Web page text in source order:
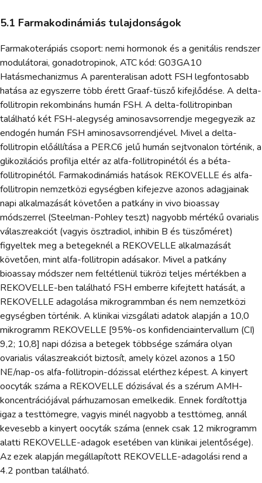
5.1 Farmakodinámiás tulajdonságok
Farmakoterápiás csoport: nemi hormonok és a genitális rendszer
modulátorai, gonadotropinok, ATC kód: G03GA10
Hatásmechanizmus A parenteralisan adott FSH legfontosabb
hatása az egyszerre több érett Graaf-tüsző kifejlődése. A delta-
follitropin rekombináns humán FSH. A delta-follitropinban
található két FSH-alegység aminosavsorrendje megegyezik az
endogén humán FSH aminosavsorrendjével. Mivel a delta-
follitropin előállítása a PER.C6 jelű humán sejtvonalon történik, a
glikozilációs profilja eltér az alfa-follitropinétól és a béta-
follitropinétól. Farmakodinámiás hatások REKOVELLE és alfa-
follitropin nemzetközi egységben kifejezve azonos adagjainak
napi alkalmazását követően a patkány in vivo bioassay
módszerrel (Steelman-Pohley teszt) nagyobb mértékű ovarialis
válaszreakciót (vagyis ösztradiol, inhibin B és tüszőméret)
figyeltek meg a betegeknél a REKOVELLE alkalmazását
követően, mint alfa-follitropin adásakor. Mivel a patkány
bioassay módszer nem feltétlenül tükrözi teljes mértékben a
REKOVELLE-ben található FSH emberre kifejtett hatását, a
REKOVELLE adagolása mikrogrammban és nem nemzetközi
egységben történik. A klinikai vizsgálati adatok alapján a 10,0
mikrogramm REKOVELLE [95%-os konfidenciaintervallum (CI)
9,2; 10,8] napi dózisa a betegek többsége számára olyan
ovarialis válaszreakciót biztosít, amely közel azonos a 150
NE/nap-os alfa-follitropin-dózissal elérthez képest. A kinyert
oocyták száma a REKOVELLE dózisával és a szérum AMH-
koncentrációjával párhuzamosan emelkedik. Ennek fordítottja
igaz a testtömegre, vagyis minél nagyobb a testtömeg, annál
kevesebb a kinyert oocyták száma (ennek csak 12 mikrogramm
alatti REKOVELLE-adagok esetében van klinikai jelentősége).
Az ezek alapján megállapított REKOVELLE-adagolási rend a
4.2 pontban található.